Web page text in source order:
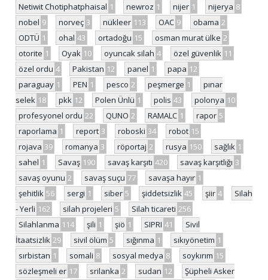
Netiwit Chotiphatphaisal 1 newroz 1 nijer 1 nijerya 8
nobel 9 norveç 3 nükleer 113 OAC 9 obama 2
ODTÜ 1 ohal 43 ortadoğu 15 osman murat ülke 2
otorite 1 Oyak 10 oyuncak silah 4 özel güvenlik 11
özel ordu 4 Pakistan 12 panel 1 papa 12
paraguay 1 PEN 1 pesco 2 peşmerge 1
pınar
selek 18 pkk 12 Polen Ünlü 1 polis 43 polonya 10
profesyonel ordu 22 QUNO 2 RAMALC 1 rapor 5
raporlama 1 report 3 roboski 34 robot 15
rojava 39 romanya 3 röportaj 2 rusya 150 sağlık 1
sahel 1 Savaş 190 savaş karşıtı 420 savaş karşıtlığı 3
savaş oyunu 2 savaş suçu 77 savaşa hayır 1
şehitlik 56 sergi 1 siber 5 şiddetsizlik 45 şiir 4
Silah
- Yerli 162 silah projeleri 5 Silah ticareti 256
Silahlanma 114 şili 1 şiö 1 SIPRI 41
Sivil
İtaatsizlik 29 sivil ölüm 5 sığınma 1 sıkıyönetim 1
sırbistan 1 somali 8 sosyal medya 8 soykırım 15
sözleşmeli er 17 srilanka 2 sudan 12
Şüpheli Asker